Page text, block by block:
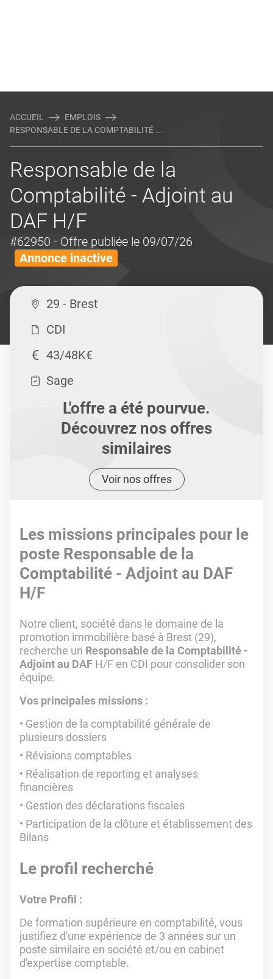
ACCUEIL
EMPLOIS
RESPONSABLE DE LA COMPTABILITÉ ...
Responsable de la
Comptabilité - Adjoint au
DAF H/F
#62950 - Offre publiée le 09/07/26
Annonce inactive
29 - Brest
CDI
43/48K€
Sage
L'offre a été pourvue.
Découvrez nos offres
similaires
Voir nos offres
Les missions principales pour le
poste Responsable de la
Comptabilité - Adjoint au DAF
H/F
Notre client, société dans le domaine de la
promotion immobilière basé à Brest (29),
recherche un Responsable de la Comptabilité -
Adjoint au DAF H/F en CDI pour consolider son
équipe.
Vos principales missions :
Gestion de la comptabilité générale de
plusieurs dossiers
Révisions comptables
Réalisation de reporting et analyses
financières
Gestion des déclarations fiscales
Participation de la clôture et établissement des
Bilans
Le profil recherché
Votre Profil :
De formation supérieure en comptabilité, vous
justifiez d'une expérience de 3 années sur un
poste similaire en société et/ou en cabinet
d'expertise comptable.